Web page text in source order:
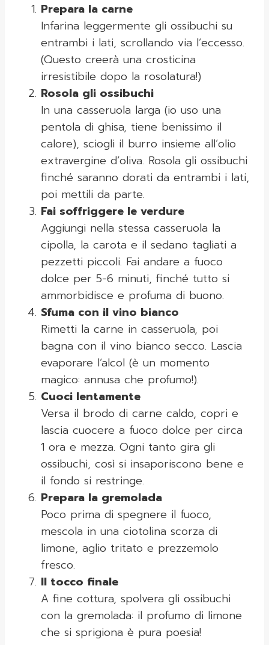
Prepara la carne
Infarina leggermente gli ossibuchi su
entrambi i lati, scrollando via l’eccesso.
(Questo creerà una crosticina
irresistibile dopo la rosolatura!)
Rosola gli ossibuchi
In una casseruola larga (io uso una
pentola di ghisa, tiene benissimo il
calore), sciogli il burro insieme all’olio
extravergine d’oliva. Rosola gli ossibuchi
finché saranno dorati da entrambi i lati,
poi mettili da parte.
Fai soffriggere le verdure
Aggiungi nella stessa casseruola la
cipolla, la carota e il sedano tagliati a
pezzetti piccoli. Fai andare a fuoco
dolce per 5-6 minuti, finché tutto si
ammorbidisce e profuma di buono.
Sfuma con il vino bianco
Rimetti la carne in casseruola, poi
bagna con il vino bianco secco. Lascia
evaporare l’alcol (è un momento
magico: annusa che profumo!).
Cuoci lentamente
Versa il brodo di carne caldo, copri e
lascia cuocere a fuoco dolce per circa
1 ora e mezza. Ogni tanto gira gli
ossibuchi, così si insaporiscono bene e
il fondo si restringe.
Prepara la gremolada
Poco prima di spegnere il fuoco,
mescola in una ciotolina scorza di
limone, aglio tritato e prezzemolo
fresco.
Il tocco finale
A fine cottura, spolvera gli ossibuchi
con la gremolada: il profumo di limone
che si sprigiona è pura poesia!